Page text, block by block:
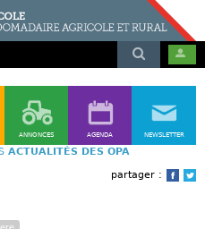
ANNONCES AGENDA NEWSLETTER
ACTUALITÉS DES OPA
partager :